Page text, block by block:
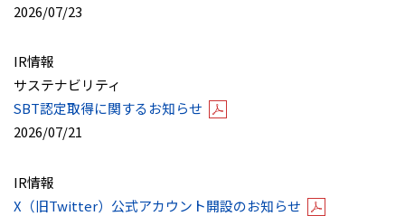
2026/07/23
IR情報
サステナビリティ
SBT認定取得に関するお知らせ
2026/07/21
IR情報
X（旧Twitter）公式アカウント開設のお知らせ